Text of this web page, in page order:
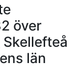
över
län